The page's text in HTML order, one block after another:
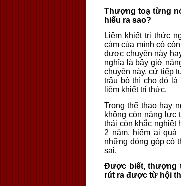
Thượng toạ từng
hiểu ra sao?
Liêm khiết tri thức
cảm của mình có
được chuyện này
nghĩa là bây giờ
chuyện này, cứ tiếp
trâu bò thì cho đó
liêm khiết tri thức.
Trong thể thao hay
không còn năng lực
thải còn khắc nghiệt
2 năm, hiếm ai quá
những đóng góp có
sai.
Được biết, thượng
rút ra được từ hội